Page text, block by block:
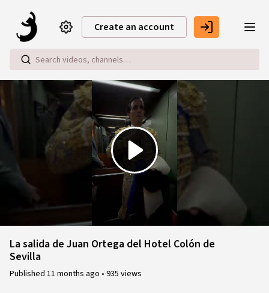
Create an account
Play
Video
La salida de Juan Ortega del Hotel Colón de
Sevilla
Published 11 months ago • 935 views